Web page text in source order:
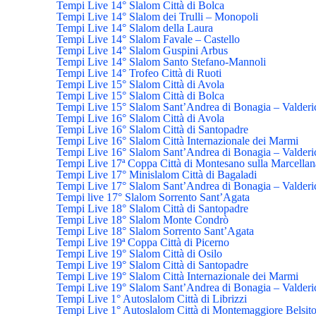
Tempi Live 14° Slalom Città di Bolca
Tempi Live 14° Slalom dei Trulli – Monopoli
Tempi Live 14° Slalom della Laura
Tempi Live 14° Slalom Favale – Castello
Tempi Live 14° Slalom Guspini Arbus
Tempi Live 14° Slalom Santo Stefano-Mannoli
Tempi Live 14° Trofeo Città di Ruoti
Tempi Live 15° Slalom Città di Avola
Tempi Live 15° Slalom Città di Bolca
Tempi Live 15° Slalom Sant’Andrea di Bonagia –
Tempi Live 16° Slalom Città di Avola
Tempi Live 16° Slalom Città di Santopadre
Tempi Live 16° Slalom Città Internazionale dei Marmi
Tempi Live 16° Slalom Sant’Andrea di Bonagia –
Tempi Live 17ª Coppa Città di Montesano sulla
Tempi Live 17° Minislalom Città di Bagaladi
Tempi Live 17° Slalom Sant’Andrea di Bonagia –
Tempi live 17° Slalom Sorrento Sant’Agata
Tempi Live 18° Slalom Città di Santopadre
Tempi Live 18° Slalom Monte Condrò
Tempi Live 18° Slalom Sorrento Sant’Agata
Tempi Live 19ª Coppa Città di Picerno
Tempi Live 19° Slalom Città di Osilo
Tempi Live 19° Slalom Città di Santopadre
Tempi Live 19° Slalom Città Internazionale dei Marmi
Tempi Live 19° Slalom Sant’Andrea di Bonagia –
Tempi Live 1° Autoslalom Città di Librizzi
Tempi Live 1° Autoslalom Città di Montemaggiore Belsito